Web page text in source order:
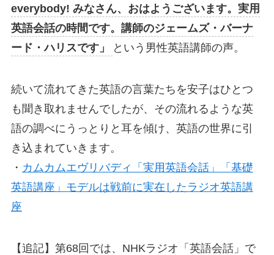
everybody! みなさん、おはようございます。実用
英語会話の時間です。講師のジェームズ・バーナ
ード・ハリスです」
という男性英語講師の声。
続いて流れてきた英語の言葉たちを安子はひとつ
も聞き取れませんでしたが、その流れるような英
語の調べにうっとりと耳を傾け、英語の世界に引
き込まれていきます。
・ カムカムエヴリバディ「実用英語会話」「基礎
英語講座」モデルは戦前に実在したラジオ英語講
座
【追記】第68回では、NHKラジオ「英語会話」で